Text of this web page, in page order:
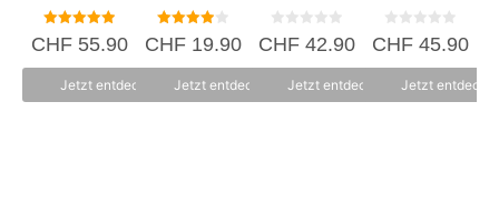
5.00
von 5
CHF55.90
Jetzt entdecken
4.00
von 5
CHF19.90
Jetzt entdecken
0
v
CHF42.90
Jetzt entdecken
0
v
CHF45.90
Jetzt